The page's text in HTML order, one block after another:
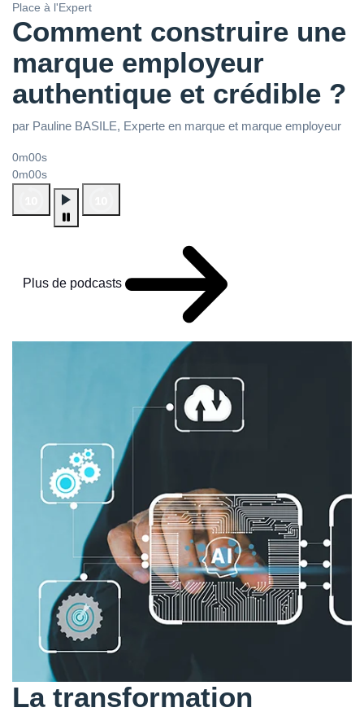
Place à l'Expert
Comment construire une
marque employeur
authentique et crédible ?
par Pauline BASILE, Experte en marque et marque employeur
0m00s
0m00s
Plus de podcasts
La transformation